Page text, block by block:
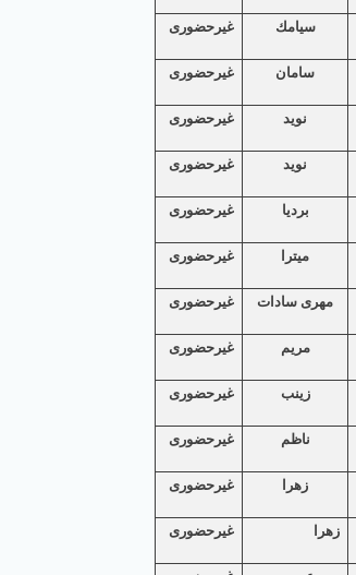
سيامك غیرحضوری
سامان غیرحضوری
نوید غیرحضوری
نويد غیرحضوری
بردیا غیرحضوری
میترا غیرحضوری
مهری سادات غیرحضوری
مریم غیرحضوری
زینب غیرحضوری
ناظم غیرحضوری
زهرا غیرحضوری
زهرا غیرحضوری